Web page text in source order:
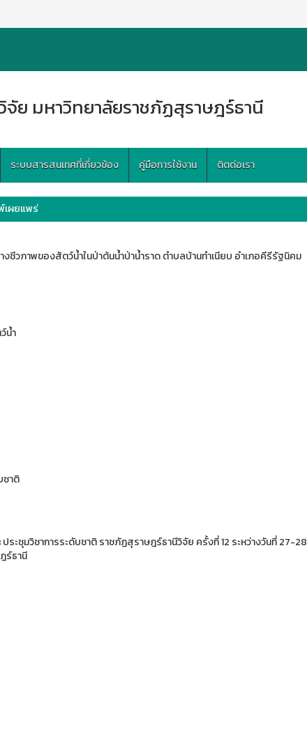
จัย มหาวิทยาลัยราชภัฏสุราษฎร์ธานี
ระบบสารสนเทศที่เกี่ยวข้อง คู่มือการใช้งาน ติตต่อเรา
เผยแพร่
ชีวภาพของสัตว์น้ำในป่าต้นน้ำป่าน้ำราด ตำบลบ้านทำเนียบ อำเภอคีรีรัฐนิคม
น้ำ
ชาติ
ประชุมวิชาการระดับชาติ ราชภัฏสุราษฎร์ธานีวิจัย ครั้งที่ 12 ระหว่างวันที่ 27-28
ร์ธานี